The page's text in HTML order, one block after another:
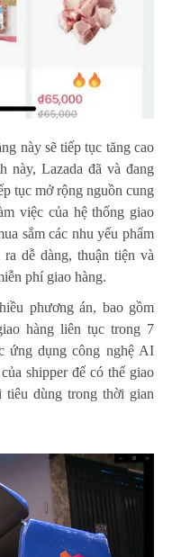
này sẽ tiếp tục tăng cao
này, Lazada đã và đang
tục mở rộng nguồn cung
việc của hệ thống giao
sắm các nhu yếu phẩm
dễ dàng, thuận tiện và
phí giao hàng.
phương án, bao gồm
hàng liên tục trong 7
ứng dụng công nghệ AI
shipper để có thể giao
dùng trong thời gian